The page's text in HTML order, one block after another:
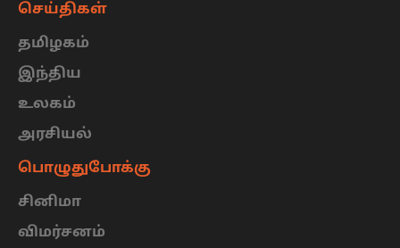
செய்திகள்
தமிழகம்
இந்திய
உலகம்
அரசியல்
பொழுதுபோக்கு
சினிமா
விமர்சனம்